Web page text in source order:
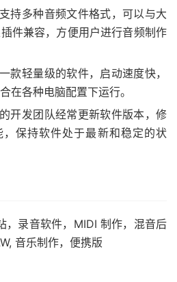
持多种音频文件格式，可以与大
件兼容，方便用户进行音频制作
款轻量级的软件，启动速度快，
在各种电脑配置下运行。
开发团队经常更新软件版本，修
保持软件处于最新和稳定的状
，录音软件，MIDI 制作，混音后
音乐制作，便携版